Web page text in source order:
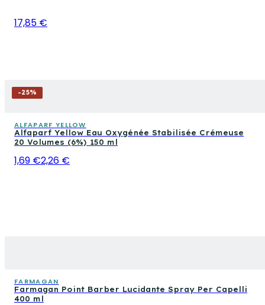
17,85 €
-25%
ALFAPARF YELLOW
Alfaparf Yellow Eau Oxygénée Stabilisée Crémeuse
20 Volumes (6%) 150 ml
1,69 €2,26 €
FARMAGAN
Farmagan Point Barber Lucidante Spray Per Capelli
400 ml